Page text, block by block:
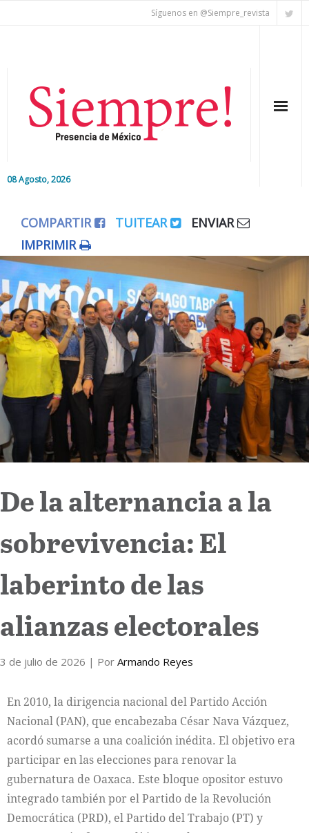
Síguenos en @Siempre_revista
08 Agosto, 2026
Editorial
Nacional
Colaboradores
Internacional
Cultura
COMPARTIR TUITEAR
ENVIAR
IMPRIMIR
De la alternancia a la
sobrevivencia: El
laberinto de las
alianzas electorales
3 de julio de 2026 | Por Armando Reyes
En 2010, la dirigencia nacional del Partido Acción
Nacional (PAN), que encabezaba César Nava Vázquez,
acordó sumarse a una coalición inédita. El objetivo era
participar en las elecciones para renovar la
gubernatura de Oaxaca. Este bloque opositor estuvo
integrado también por el Partido de la Revolución
Democrática (PRD), el Partido del Trabajo (PT) y